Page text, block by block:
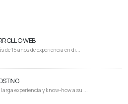
WEB
de 15 años de experiencia en di...
experiencia y know-how a su ...